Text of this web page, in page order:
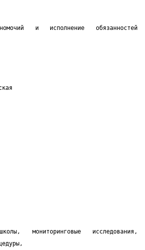
и исполнение обязанностей
мониторинговые исследования,